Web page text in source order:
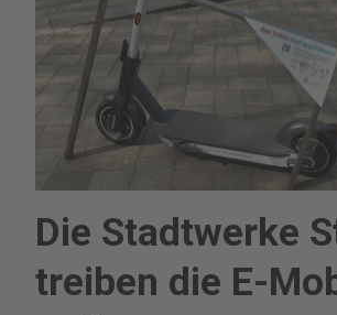
Die Stadtwerke
treiben die E-